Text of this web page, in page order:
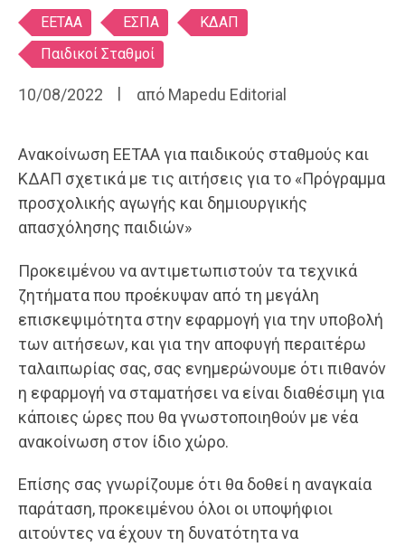
Ετικέτες
ΕΕΤΑΑ ΕΣΠΑ
ΚΔΑΠ
Παιδικοί Σταθμοί
10/08/2022 από Mapedu Editorial
Ανακοίνωση ΕΕΤΑΑ για παιδικούς σταθμούς και
ΚΔΑΠ σχετικά με τις αιτήσεις για το «Πρόγραμμα
προσχολικής αγωγής και δημιουργικής
απασχόλησης παιδιών»
Προκειμένου να αντιμετωπιστούν τα τεχνικά
ζητήματα που προέκυψαν από τη μεγάλη
επισκεψιμότητα στην εφαρμογή για την υποβολή
των αιτήσεων, και για την αποφυγή περαιτέρω
ταλαιπωρίας σας, σας ενημερώνουμε ότι πιθανόν
η εφαρμογή να σταματήσει να είναι διαθέσιμη για
κάποιες ώρες που θα γνωστοποιηθούν με νέα
ανακοίνωση στον ίδιο χώρο.
Επίσης σας γνωρίζουμε ότι θα δοθεί η αναγκαία
παράταση, προκειμένου όλοι οι υποψήφιοι
αιτούντες να έχουν τη δυνατότητα να